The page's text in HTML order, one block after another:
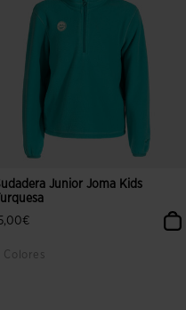
Junior Joma Kids
Turquesa
Colores